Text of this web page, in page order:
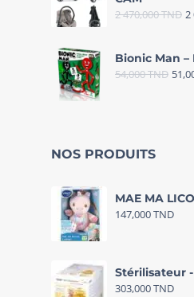
2 470,000TND 2
Bionic Man –
54,000TND
NOS PRODUITS
MAE MA
147,000TND
Stérilisateur
303,000TND